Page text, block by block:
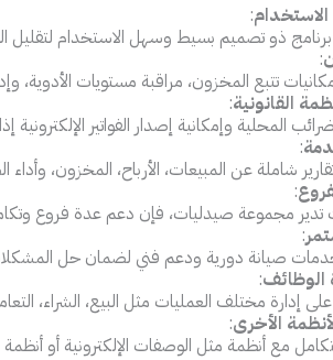
:
ذو تصميم بسيط وسهل الاستخدام لتقليل
:
تتبع المخزون، مراقبة مستويات الأدوية،
القانونية:
المحلية وإمكانية إصدار الفواتير الإلكترونية
:
شاملة عن المبيعات، الأرباح، المخزون،
:
تدير مجموعة صيدليات، فإن دعم عدة فروع
:
صيانة دورية ودعم فني لضمان حل
الوظائف:
إدارة مختلف العمليات مثل البيع، الشراء،
الأخرى:
مع أنظمة مثل الوصفات الإلكترونية أو